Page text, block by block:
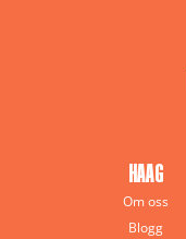
HAAG
Om oss
Blogg